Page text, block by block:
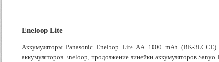
Eneloop Lite
Аккумуляторы Panasonic Eneloop Lite AA 1000 mAh (BK-
аккумуляторов Eneloop, продолжение линейки аккумуляторов